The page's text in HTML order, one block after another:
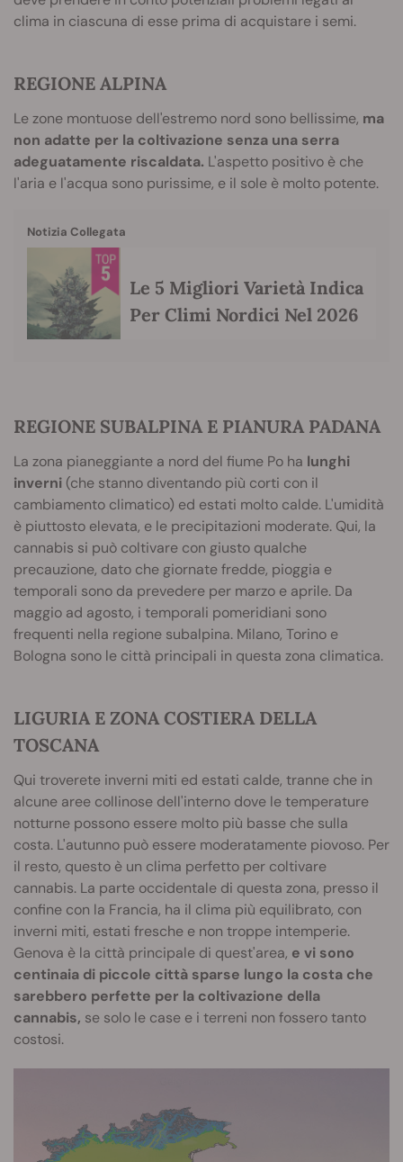
clima in ciascuna di esse prima di acquistare i semi.
REGIONE ALPINA
Le zone montuose dell'estremo nord sono bellissime, ma
non adatte per la coltivazione senza una serra
adeguatamente riscaldata. L'aspetto positivo è che
l'aria e l'acqua sono purissime, e il sole è molto potente.
Notizia Collegata
Le 5 Migliori Varietà Indica
Per Climi Nordici Nel 2026
REGIONE SUBALPINA E PIANURA PADANA
La zona pianeggiante a nord del fiume Po ha lunghi
inverni (che stanno diventando più corti con il
cambiamento climatico) ed estati molto calde. L'umidità
è piuttosto elevata, e le precipitazioni moderate. Qui, la
cannabis si può coltivare con giusto qualche
precauzione, dato che giornate fredde, pioggia e
temporali sono da prevedere per marzo e aprile. Da
maggio ad agosto, i temporali pomeridiani sono
frequenti nella regione subalpina. Milano, Torino e
Bologna sono le città principali in questa zona climatica.
LIGURIA E ZONA COSTIERA DELLA
TOSCANA
Qui troverete inverni miti ed estati calde, tranne che in
alcune aree collinose dell'interno dove le temperature
notturne possono essere molto più basse che sulla
costa. L'autunno può essere moderatamente piovoso. Per
il resto, questo è un clima perfetto per coltivare
cannabis. La parte occidentale di questa zona, presso il
confine con la Francia, ha il clima più equilibrato, con
inverni miti, estati fresche e non troppe intemperie.
Genova è la città principale di quest'area, e vi sono
centinaia di piccole città sparse lungo la costa che
sarebbero perfette per la coltivazione della
cannabis, se solo le case e i terreni non fossero tanto
costosi.